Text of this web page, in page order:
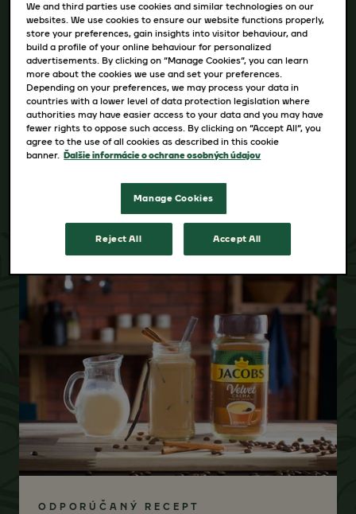
Intenzita : 4/5
Dostupné varianty
300g
ODPORÚČANÝ RECEPT
We and third parties use cookies and similar technologies on our
websites. We use cookies to ensure our website functions properly,
store your preferences, gain insights into visitor behaviour, and
build a profile of your online behaviour for personalized
advertisements. By clicking on “Manage Cookies”, you can learn
more about the cookies we use and set your preferences.
Depending on your preferences, we may process your data in
countries with a lower level of data protection legislation where
authorities may have easier access to your data and you may have
fewer rights to oppose such access. By clicking on “Accept All”, you
agree to the use of all cookies as described in this cookie
banner. Ďalšie informácie o ochrane osobných údajov
Manage Cookies
Reject All Accept All